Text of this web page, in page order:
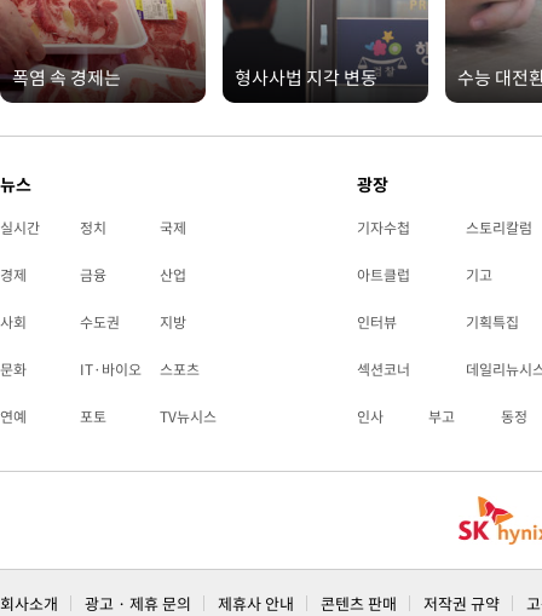
폭염 속 경제는 형사사법 지각 변동 수능 대전
뉴스
실시간 정치 국제
경제 금융 산업
사회 수도권 지방
문화 IT·바이오 스포츠
연예 포토 TV뉴시스
광장
기자수첩 스토리칼럼
아트클럽 기고
인터뷰 기획특집
섹션코너 데일리뉴시
인사 부고 동정
회사소개 광고 · 제휴 문의 제휴사 안내 콘텐츠 판매 저작권 규약